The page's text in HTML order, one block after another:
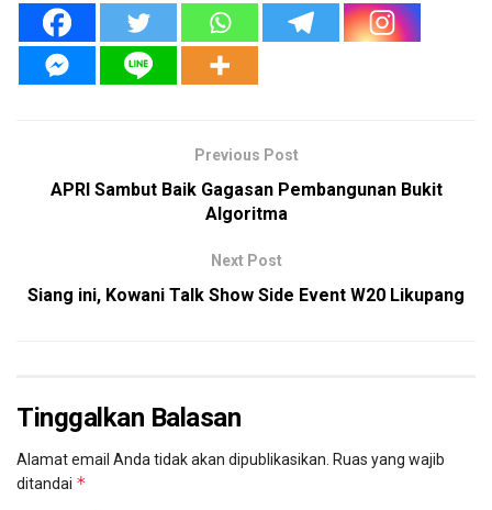
Previous Post
APRI Sambut Baik Gagasan Pembangunan Bukit
Algoritma
Next Post
Siang ini, Kowani Talk Show Side Event W20 Likupang
Tinggalkan Balasan
Alamat email Anda tidak akan dipublikasikan. Ruas yang wajib
ditandai *